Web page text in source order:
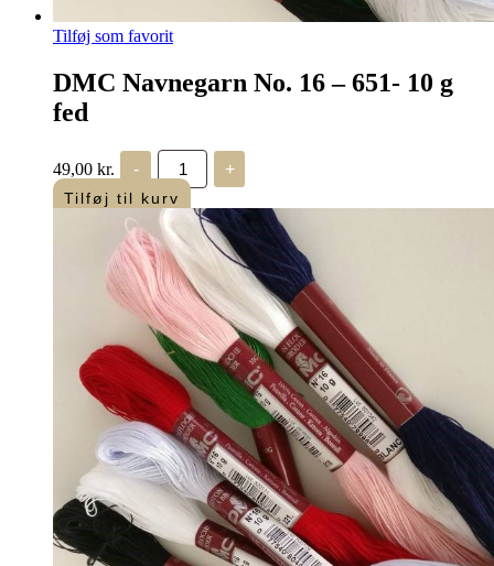
Tilføj som favorit
DMC Navnegarn No. 16 – 651- 10 g
fed
49,00 kr. -
DMC
Navnegarn
No.
16
-
651-
10
g
fed
antal
+
Tilføj til kurv